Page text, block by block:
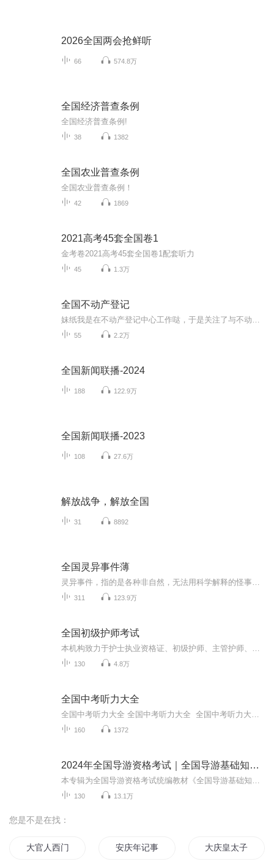
2026全国两会抢鲜听
66 574.8万
全国经济普查条例
全国经济普查条例!
38 1382
全国农业普查条例
全国农业普查条例！
42 1869
2021高考45套全国卷1
金考卷2021高考45套全国卷1配套听力
45 1.3万
全国不动产登记
55 2.2万
全国新闻联播-2024
188 122.9万
全国新闻联播-2023
108 27.6万
解放战争，解放全国
31 8892
全国灵异事件薄
311 123.9万
全国初级护师考试
130 4.8万
全国中考听力大全
160 1372
2024年全国导游资格考试｜全国导游基础知识第九版
130 13.1万
您是不是在找：
大官人西门庆 安庆年记事 大庆皇太子